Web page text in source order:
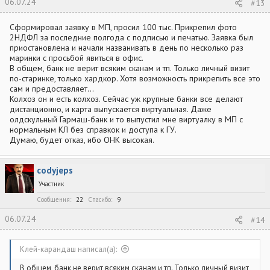
7311,
Каксобрать "Урожай"потратить баллы?
Авиа/жд билеты. Наценка ~10%, бывает не бывает вовсе.
Можно покупать для третьих лиц(Вы знаете, что делать),
счастичной оплатой
оплатить баллами, часть своими деньгами)
Сертификаты. Ассортимент постоянно пополняется,
сейчас из популярных это:
Каршеринг Белка
Грузовичкофф
Комус
Литрес
Рандеву
Яндекс Лавка
Подписка: Амедиатека, Яндекс музыка, Иви, Старт,
Удачной рыбалки
#13
Сформировал заявку в МП, просил 100 тыс. Прикрепил фото
2НДФЛ за последние полгода с подписью и печатью. Заявка был
приостановлена и начали названивать в день по несколько раз
маринки с просьбой явиться в офис.
В общем, банк не верит всяким сканам и тп. Только личный визит
по-старинке, только хардкор. Хотя возможность прикрепить все это
сам и предоставляет...
Колхоз он и есть колхоз. Сейчас уж крупные банки все делают
дистанционно, и карта выпускается виртуальная. Даже
олдскульный Гармаш-банк и то выпустил мне виртуалку в МП с
нормальным КЛ без справкок и доступа к ГУ.
Думаю, будет отказ, ибо ОНК высокая.
codyjeps
Участник
Сообщения
22 Спасибо 9
06.07.24 #14
Клей-карандаш написал(а):